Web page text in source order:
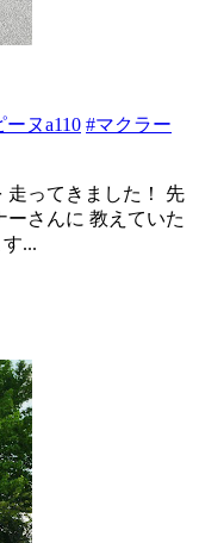
ーヌa110 #マクラー
走ってきました！ 先
さんに 教えていた
...